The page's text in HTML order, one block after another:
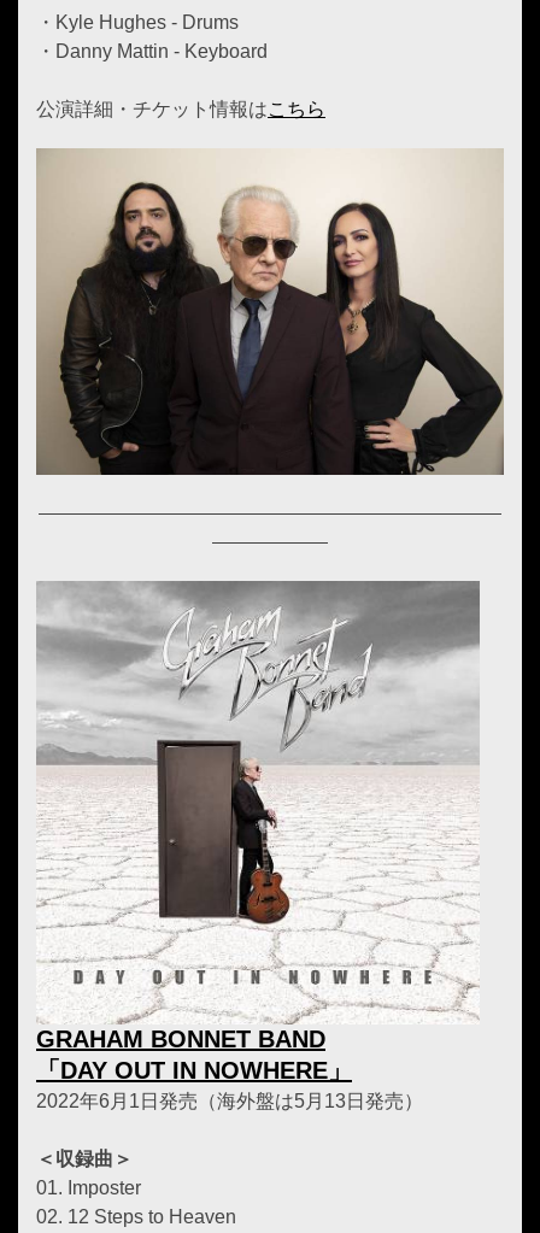
・Kyle Hughes - Drums
・Danny Mattin - Keyboard
公演詳細・チケット情報はこちら
GRAHAM BONNET BAND
「DAY OUT IN NOWHERE」
2022年6月1日発売（海外盤は5月13日発売）
＜収録曲＞
01. Imposter
02. 12 Steps to Heaven